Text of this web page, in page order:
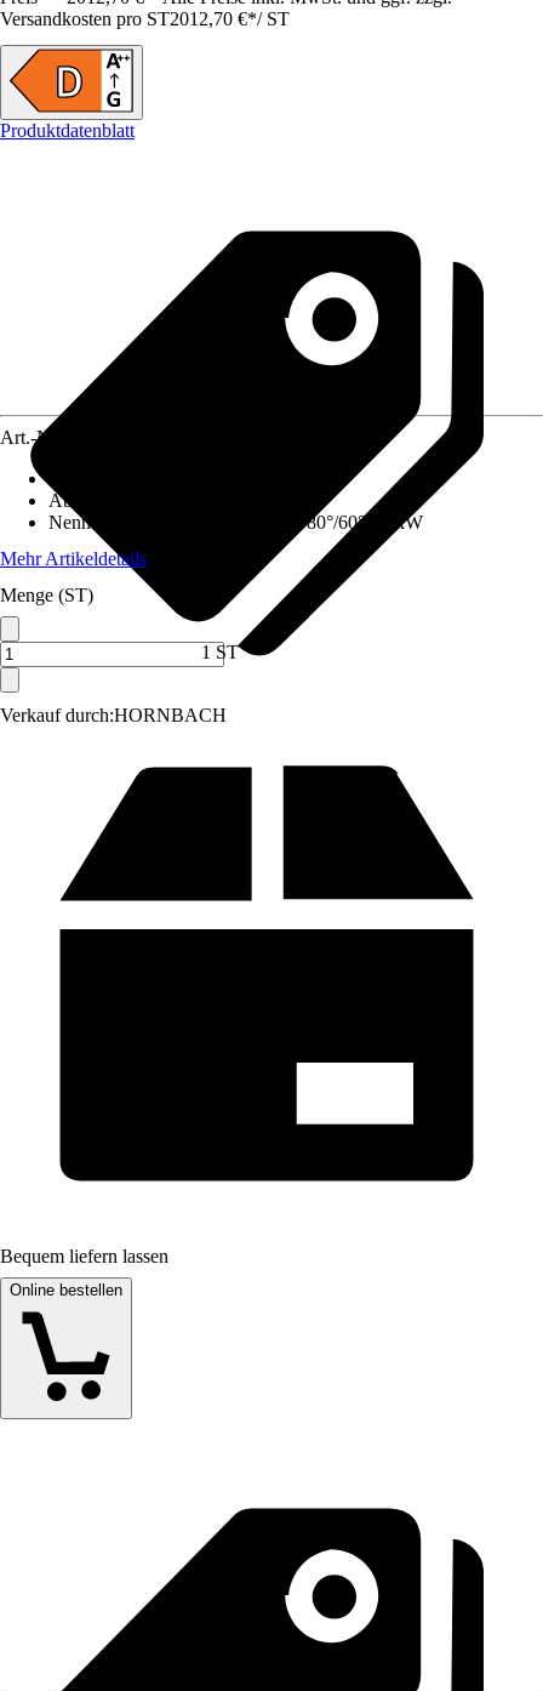
Versandkosten pro ST2012,70 €*/ ST
Produktdatenblatt
Verkauf durch:HORNBACH
Art.-Nr.
Abgasanschluss
Nennwärmeleistung (Heizbetrieb 80°/60°)
7 kW
Mehr Artikeldetails
Menge (ST)
1 ST
Bequem liefern lassen
Online bestellen